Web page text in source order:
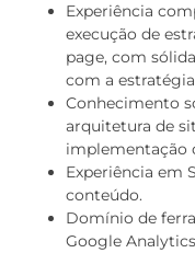
Experiência
execução de
page, com
com a
Conhecimento
arquitetura de
implementação
Experiência em
conteúdo.
Domínio de
Google